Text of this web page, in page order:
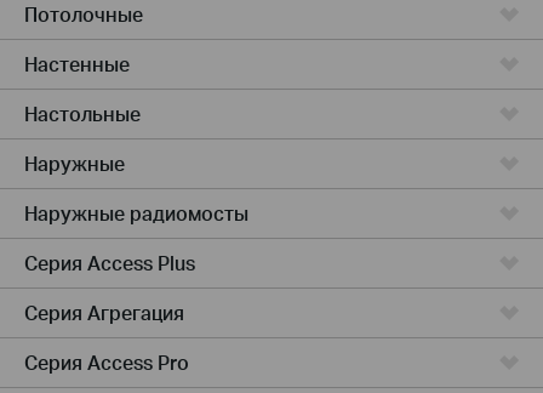
Потолочные
Настенные
Настольные
Наружные
Наружные радиомосты
Серия Access Plus
Серия Агрегация
Серия Access Pro